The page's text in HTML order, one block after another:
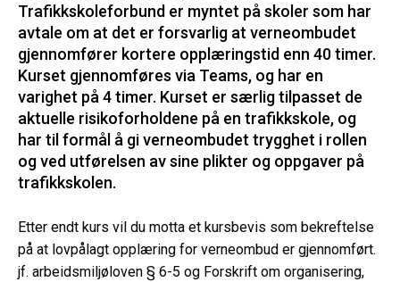
Trafikkskoleforbund er myntet på skoler som har
avtale om at det er forsvarlig at verneombudet
gjennomfører kortere opplæringstid enn 40 timer.
Kurset gjennomføres via Teams, og har en
varighet på 4 timer. Kurset er særlig tilpasset de
aktuelle risikoforholdene på en trafikkskole, og
har til formål å gi verneombudet trygghet i rollen
og ved utførelsen av sine plikter og oppgaver på
trafikkskolen.
Etter endt kurs vil du motta et kursbevis som bekreftelse
på at lovpålagt opplæring for verneombud er gjennomført.
jf. arbeidsmiljøloven § 6-5 og Forskrift om organisering,